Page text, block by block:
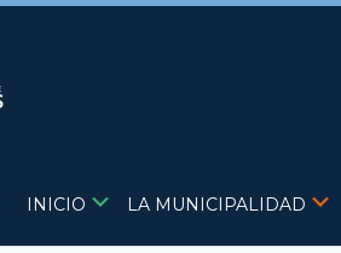
INICIO LA MUNICIPALIDAD